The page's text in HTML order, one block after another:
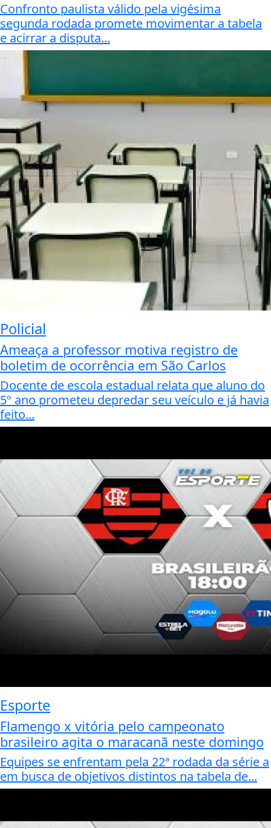
Confronto paulista válido pela vigésima
segunda rodada promete movimentar a tabela
e acirrar a disputa...
Policial
Ameaça a professor motiva registro de
boletim de ocorrência em São Carlos
Docente de escola estadual relata que aluno do
5º ano prometeu depredar seu veículo e já havia
feito...
Esporte
Flamengo x vitória pelo campeonato
brasileiro agita o maracanã neste domingo
Equipes se enfrentam pela 22ª rodada da série a
em busca de objetivos distintos na tabela de...